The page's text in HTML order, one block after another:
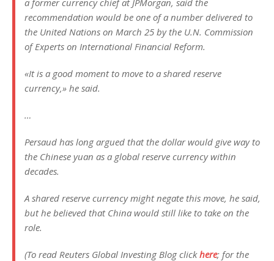
a former currency chief at JPMorgan, said the
recommendation would be one of a number delivered to
the United Nations on March 25 by the U.N. Commission
of Experts on International Financial Reform.
«It is a good moment to move to a shared reserve
currency,» he said.
…
Persaud has long argued that the dollar would give way to
the Chinese yuan as a global reserve currency within
decades.
A shared reserve currency might negate this move, he said,
but he believed that China would still like to take on the
role.
(To read Reuters Global Investing Blog clickhere; for the